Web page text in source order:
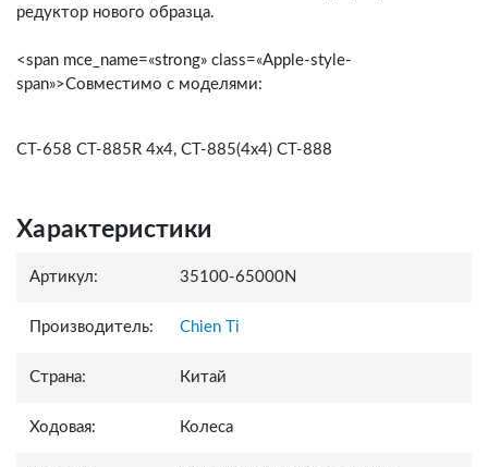
редуктор нового образца.
<span mce_name=«strong» class=«Apple-style-
span»>Совместимо с моделями:
СТ-658 CT-885R 4x4, CT-885(4x4) CT-888
Характеристики
Артикул: 35100-65000N
Производитель: Chien Ti
Страна: Китай
Ходовая: Колеса